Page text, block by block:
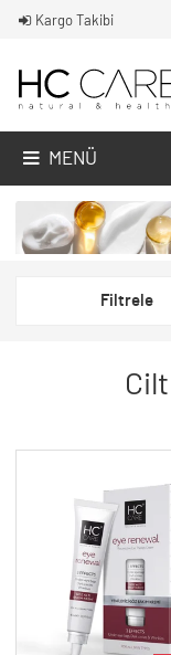
Kargo Takibi
MENÜ
Filtrele